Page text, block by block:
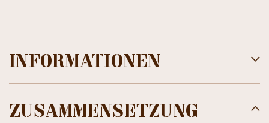
INFORMATIONEN
ZUSAMMENSETZUNG